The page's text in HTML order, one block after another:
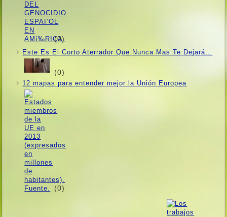
(0)
Este Es El Corto Aterrador Que Nunca Mas Te Dejará…
(0)
12 mapas para entender mejor la Unión Europea
(0)